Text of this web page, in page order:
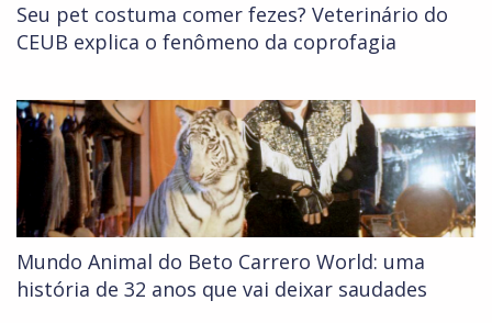
Seu pet costuma comer fezes? Veterinário do
CEUB explica o fenômeno da coprofagia
Mundo Animal do Beto Carrero World: uma
história de 32 anos que vai deixar saudades